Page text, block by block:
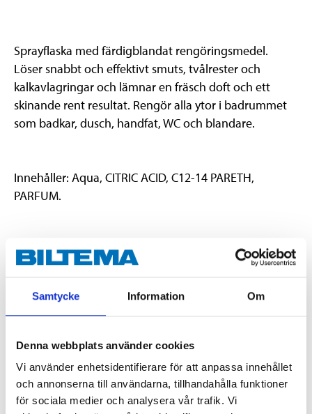
Samtycke Information Om
Denna webbplats använder cookies
Vi använder enhetsidentifierare för att anpassa innehållet
och annonserna till användarna, tillhandahålla funktioner
för sociala medier och analysera vår trafik. Vi
Sprayflaska med färdigblandat rengöringsmedel.
Löser snabbt och effektivt smuts, tvålrester och
kalkavlagringar och lämnar en fräsch doft och ett
skinande rent resultat. Rengör alla ytor i badrummet
som badkar, dusch, handfat, WC och blandare.
Innehåller: Aqua, CITRIC ACID, C12-14 PARETH,
PARFUM.
Varning
H319 Orsakar allvarlig ögonirritation.
Volym 500 ml